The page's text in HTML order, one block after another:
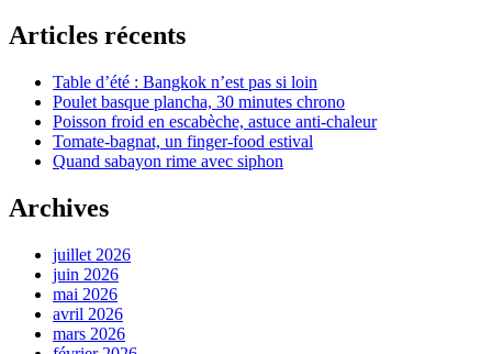
Articles récents
Table d’été : Bangkok n’est pas si loin
Poulet basque plancha, 30 minutes chrono
Poisson froid en escabèche, astuce anti-chaleur
Tomate-bagnat, un finger-food estival
Quand sabayon rime avec siphon
Archives
juillet 2026
juin 2026
mai 2026
avril 2026
mars 2026